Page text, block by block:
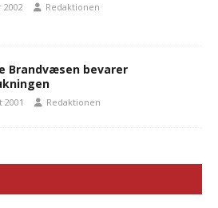
2002 Redaktionen
Brandvæsen bevarer
2001 Redaktionen